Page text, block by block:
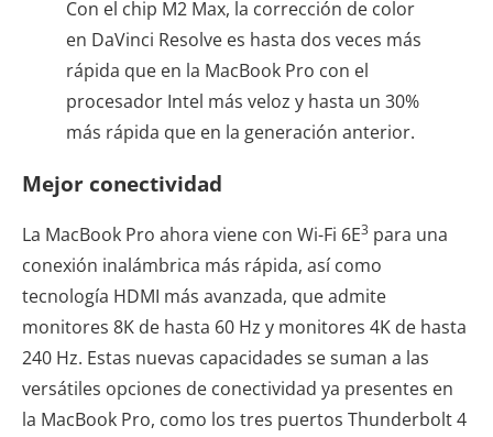
Con el chip M2 Max, la corrección de color
en DaVinci Resolve es hasta dos veces más
rápida que en la MacBook Pro con el
procesador Intel más veloz y hasta un 30%
más rápida que en la generación anterior.
Mejor conectividad
La MacBook Pro ahora viene con Wi-Fi 6E3 para una
conexión inalámbrica más rápida, así como
tecnología HDMI más avanzada, que admite
monitores 8K de hasta 60 Hz y monitores 4K de hasta
240 Hz. Estas nuevas capacidades se suman a las
versátiles opciones de conectividad ya presentes en
la MacBook Pro, como los tres puertos Thunderbolt 4